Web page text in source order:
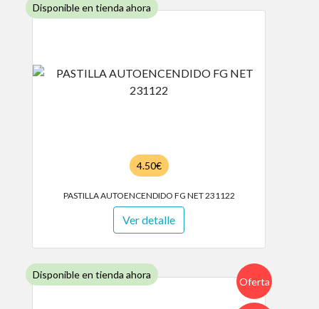
Disponible en tienda ahora
4.50€
PASTILLA AUTOENCENDIDO FG NET 231122
Ver detalle
Disponible en tienda ahora
Oferta